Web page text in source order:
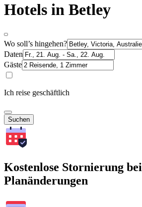
Hotels in Betley
Wo soll’s hingehen?
Daten
Gäste
Ich reise geschäftlich
Suchen
Kostenlose Stornierung bei
Planänderungen